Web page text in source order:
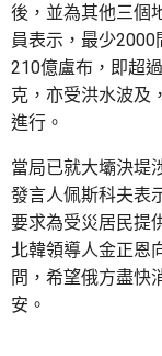
後，並為其他三個
員表示，最少
210億盧布，即超
克，亦受洪水波及
進行。
當局已就大壩決堤
發言人佩斯科夫表
要求為受災居民提
北韓領導人金正恩
問，希望俄方盡快
安。